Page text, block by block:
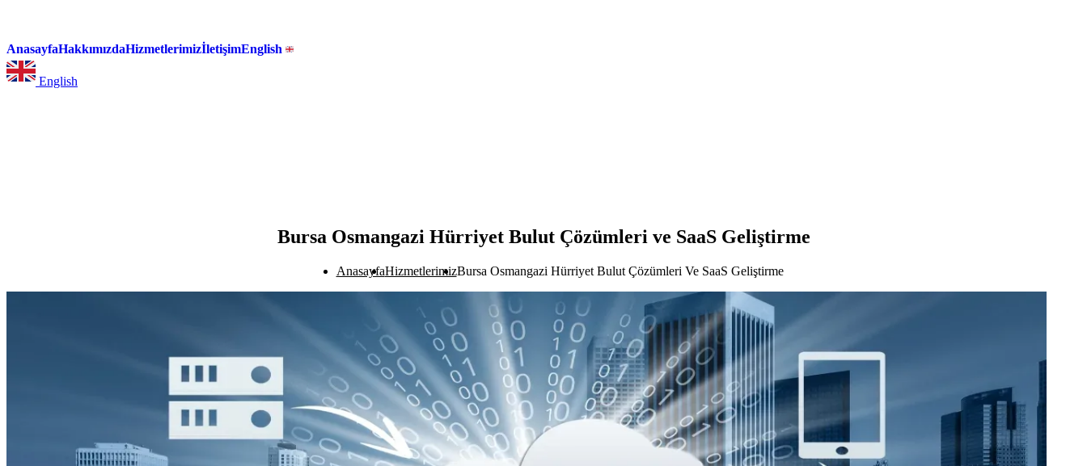
AnasayfaHakkımızdaHizmetlerimizİletişimEnglish
English
Bursa Osmangazi Hürriyet Bulut Çözümleri ve SaaS Geliştirme
AnasayfaHizmetlerimizBursa Osmangazi Hürriyet Bulut Çözümleri Ve SaaS Geliştirme